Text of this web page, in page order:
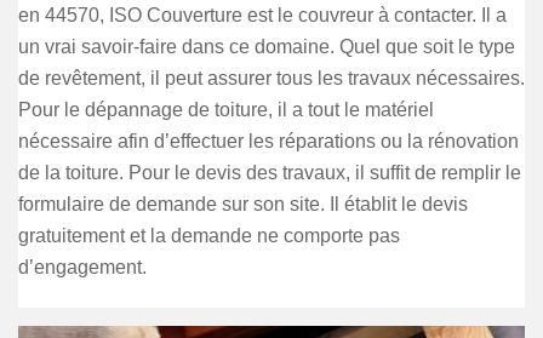
en 44570, ISO Couverture est le couvreur à contacter. Il a
un vrai savoir-faire dans ce domaine. Quel que soit le type
de revêtement, il peut assurer tous les travaux nécessaires.
Pour le dépannage de toiture, il a tout le matériel
nécessaire afin d’effectuer les réparations ou la rénovation
de la toiture. Pour le devis des travaux, il suffit de remplir le
formulaire de demande sur son site. Il établit le devis
gratuitement et la demande ne comporte pas
d’engagement.